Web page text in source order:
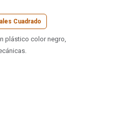
Cuadrado
plástico color negro,